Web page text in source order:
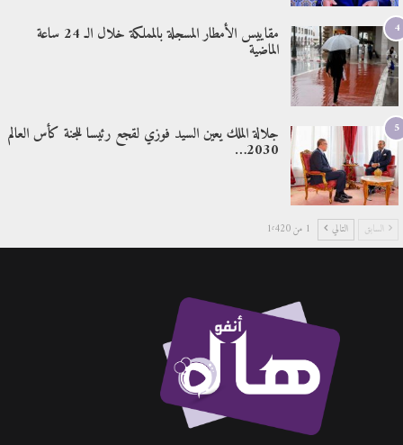
4 مقاييس الأمطار المسجلة بالمملكة خلال الـ 24 ساعة
الماضية
5 جلالة الملك يعين السيد فوزي لقجع رئيسا للجنة كأس العالم
2030…
السابق التالي 1 من 1٬420